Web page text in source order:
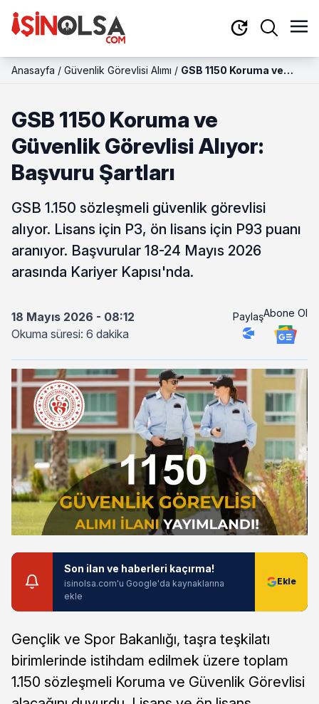
Anasayfa / Güvenlik Görevlisi Alımı / GSB 1150 Koruma ve
GSB 1150 Koruma ve
Güvenlik Görevlisi Alıyor:
Başvuru Şartları
GSB 1.150 sözleşmeli güvenlik görevlisi
alıyor. Lisans için P3, ön lisans için P93 puanı
aranıyor. Başvurular 18-24 Mayıs 2026
arasında Kariyer Kapısı'nda.
18 Mayıs 2026 - 08:12
Okuma süresi: 6 dakika
PaylaşAbone Ol
Son ilan ve haberleri kaçırma!
isinolsa.com'u Google'da kaynaklarına
ekle
Gençlik ve Spor Bakanlığı, taşra teşkilatı
birimlerinde istihdam edilmek üzere toplam
1.150 sözleşmeli Koruma ve Güvenlik Görevlisi